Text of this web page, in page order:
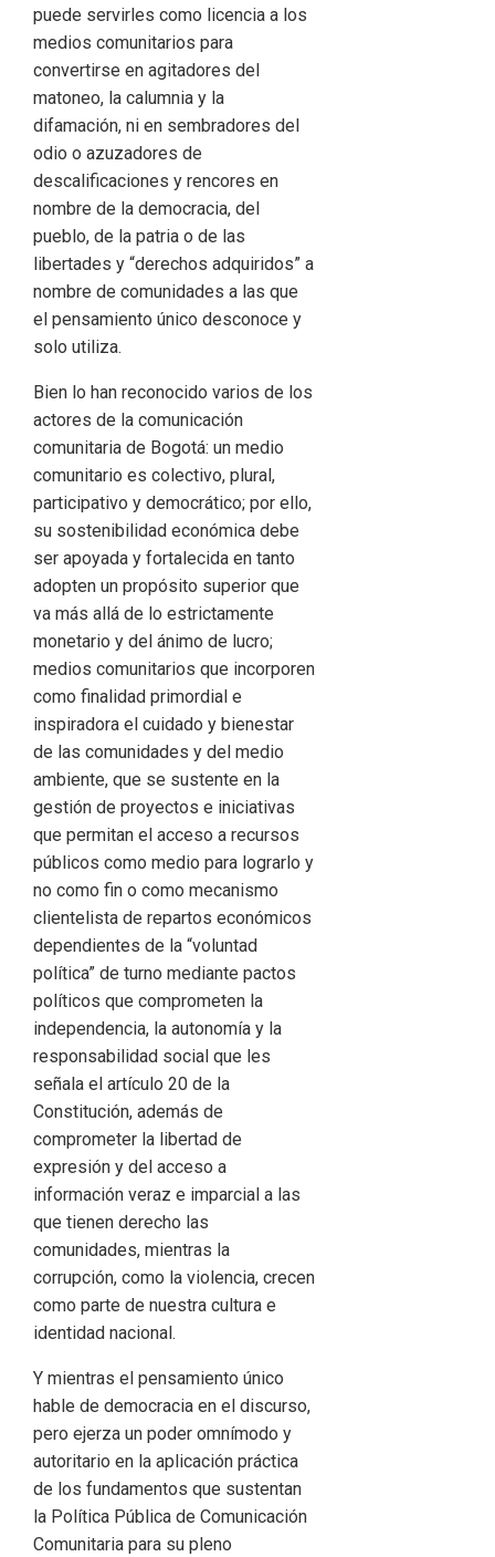
puede servirles como licencia a los
medios comunitarios para
convertirse en agitadores del
matoneo, la calumnia y la
difamación, ni en sembradores del
odio o azuzadores de
descalificaciones y rencores en
nombre de la democracia, del
pueblo, de la patria o de las
libertades y “derechos adquiridos” a
nombre de comunidades a las que
el pensamiento único desconoce y
solo utiliza.
Bien lo han reconocido varios de los
actores de la comunicación
comunitaria de Bogotá: un medio
comunitario es colectivo, plural,
participativo y democrático; por ello,
su sostenibilidad económica debe
ser apoyada y fortalecida en tanto
adopten un propósito superior que
va más allá de lo estrictamente
monetario y del ánimo de lucro;
medios comunitarios que incorporen
como finalidad primordial e
inspiradora el cuidado y bienestar
de las comunidades y del medio
ambiente, que se sustente en la
gestión de proyectos e iniciativas
que permitan el acceso a recursos
públicos como medio para lograrlo y
no como fin o como mecanismo
clientelista de repartos económicos
dependientes de la “voluntad
política” de turno mediante pactos
políticos que comprometen la
independencia, la autonomía y la
responsabilidad social que les
señala el artículo 20 de la
Constitución, además de
comprometer la libertad de
expresión y del acceso a
información veraz e imparcial a las
que tienen derecho las
comunidades, mientras la
corrupción, como la violencia, crecen
como parte de nuestra cultura e
identidad nacional.
Y mientras el pensamiento único
hable de democracia en el discurso,
pero ejerza un poder omnímodo y
autoritario en la aplicación práctica
de los fundamentos que sustentan
la Política Pública de Comunicación
Comunitaria para su pleno